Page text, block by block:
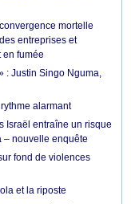
mortelle
entreprises et
fumée
: Justin Singo Nguma,
alarmant
Israël entraîne un risque
– nouvelle enquête
fond de violences
et la riposte